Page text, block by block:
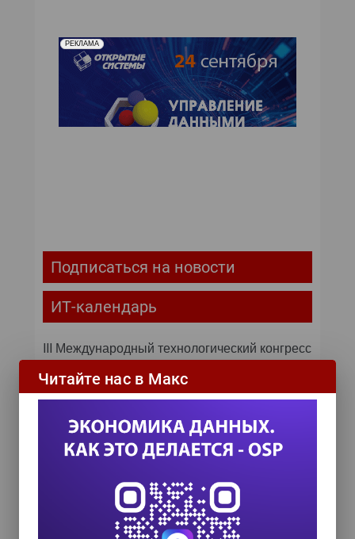
РЕКЛАМА
Подписаться на новости
ИТ-календарь
III Международный технологический конгресс
8 сентября 2026
TEAM LEAD TODAY 2026
Форум ProcessTech
18 сентября 2026
Управление данными 2026
24 сентября 2026
Читайте нас в Макс